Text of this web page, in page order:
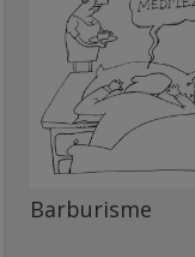
Barburisme